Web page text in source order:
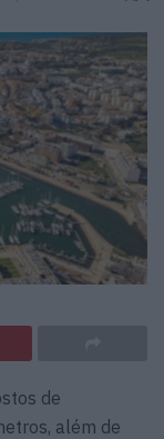
de
além de